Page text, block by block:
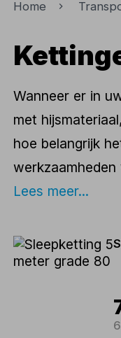
Home
Wanneer er in
met
hoe belangrijk
Lees meer...